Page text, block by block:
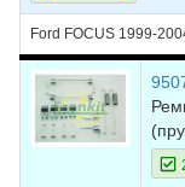
Ford FOCUS 1999-